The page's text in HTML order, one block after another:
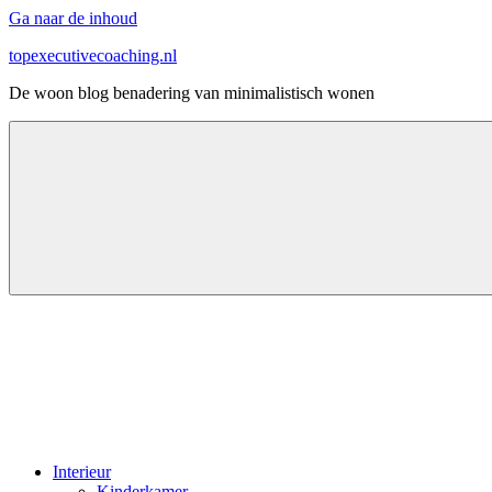
Ga naar de inhoud
topexecutivecoaching.nl
De woon blog benadering van minimalistisch wonen
Interieur